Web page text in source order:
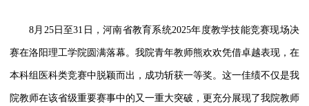
8月25日至31日，河南省教育系统2025年度教学技能竞赛现场决
赛在洛阳理工学院圆满落幕。我院青年教师熊欢欢凭借卓越表现，在
本科组医科类竞赛中脱颖而出，成功斩获一等奖。这一佳绩不仅是我
院教师在该省级重要赛事中的又一重大突破，更充分展现了我院教师